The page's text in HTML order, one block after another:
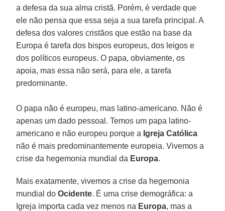
a defesa da sua alma cristã. Porém, é verdade que
ele não pensa que essa seja a sua tarefa principal. A
defesa dos valores cristãos que estão na base da
Europa é tarefa dos bispos europeus, dos leigos e
dos políticos europeus. O papa, obviamente, os
apoia, mas essa não será, para ele, a tarefa
predominante.
O papa não é europeu, mas latino-americano. Não é
apenas um dado pessoal. Temos um papa latino-
americano e não europeu porque a Igreja Católica
não é mais predominantemente europeia. Vivemos a
crise da hegemonia mundial da Europa.
Mais exatamente, vivemos a crise da hegemonia
mundial doOcidente. É uma crise demográfica: a
Igreja importa cada vez menos na Europa, mas a